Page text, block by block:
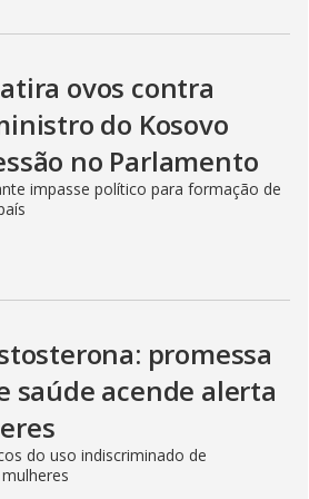
ovos contra
do Kosovo
no Parlamento
impasse político para formação de
promessa
saúde acende alerta
do uso indiscriminado de